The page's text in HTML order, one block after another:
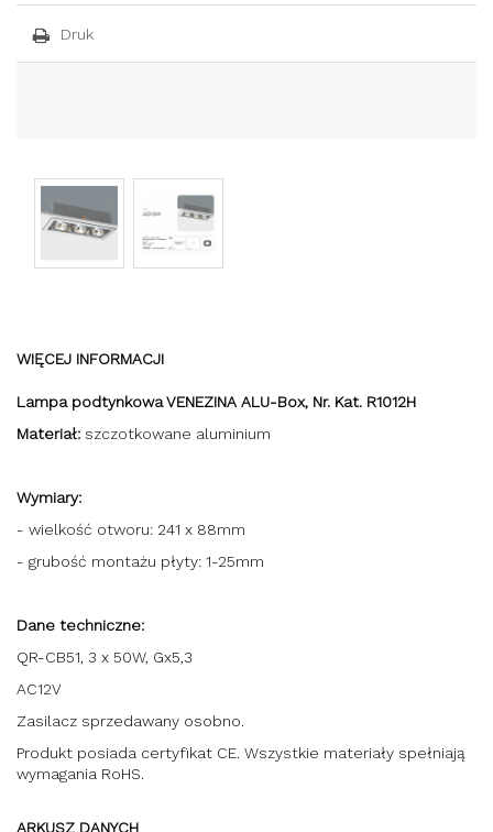
Druk
WIĘCEJ INFORMACJI
Lampa podtynkowa VENEZINA ALU-Box, Nr. Kat. R1012H
Materiał: szczotkowane aluminium
Wymiary:
- wielkość otworu: 241 x 88mm
- grubość montażu płyty: 1-25mm
Dane techniczne:
QR-CB51, 3 x 50W, Gx5,3
AC12V
Zasilacz sprzedawany osobno.
Produkt posiada certyfikat CE. Wszystkie materiały spełniają
wymagania RoHS.
ARKUSZ DANYCH